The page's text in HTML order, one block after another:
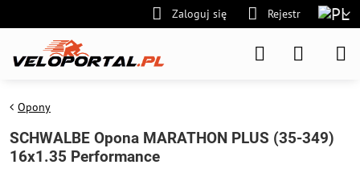
Zaloguj się Rejestr
Opony
SCHWALBE Opona MARATHON PLUS (35-349)
16x1.35 Performance